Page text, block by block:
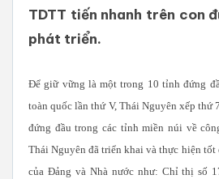
TDTT tiến nhanh trên con
phát triển.
Để giữ vững là một trong 10 tỉnh đứng
toàn quốc lần thứ V, Thái Nguyên xếp thứ
đứng đầu trong các tỉnh miền núi về
Thái Nguyên đã triển khai và thực hiện tốt
của Đảng và Nhà nước như: Chỉ thị số